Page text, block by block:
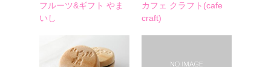
フルーツ&ギフト やま
いし
カフェ クラフト(cafe
craft)